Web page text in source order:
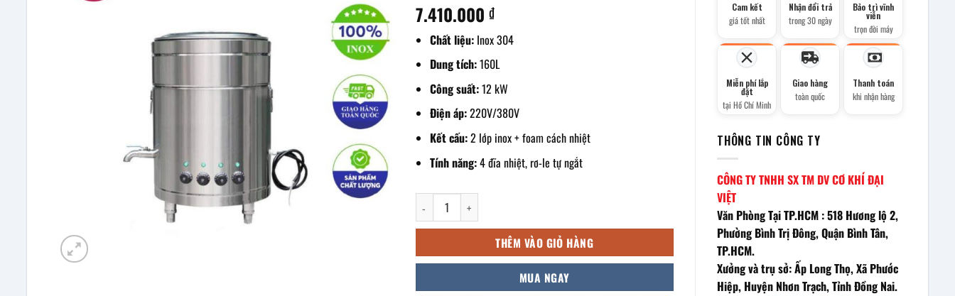
7.410.000 ₫
Chất liệu: Inox 304
Dung tích:160L
Công suất:12 kW
Điện áp:220V/380V
Kết cấu:2 lớp inox + foam cách nhiệt
Tính năng:4 đĩa nhiệt, rơ-le tự ngắt
Nồi nấu phở điện 160L 600 JY-NP-60 số lượng
THÊM VÀO GIỎ HÀNG
MUA NGAY
Cam kết
giá tốt nhất
Nhận đổi trả
trong 30 ngày
Bảo trì vĩnh
viễn
trọn đời máy
Miễn phí lắp
đặt
tại Hồ Chí Minh
Giao hàng
toàn quốc
Thanh toán
khi nhận hàng
THÔNG TIN CÔNG TY
CÔNG TY TNHH SX TM DV CƠ KHÍ ĐẠI
VIỆT
Văn Phòng Tại TP.HCM : 518 Hương lộ 2,
Phường Bình Trị Đông, Quận Bình Tân,
TP.HCM.
Xưởng và trụ sở: Ấp Long Thọ, Xã Phước
Hiệp, Huyện Nhơn Trạch, Tỉnh Đồng Nai.